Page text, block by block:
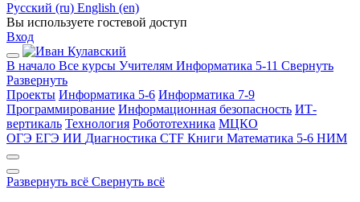
Русский ‎(ru)‎ English ‎(en)‎
Вы используете гостевой доступ
Вход
В начало Все курсы Учителям Информатика 5-11 Свернуть
Развернуть
Проекты Информатика 5-6 Информатика 7-9
Программирование Информационная безопасность ИТ-
вертикаль Технология Робототехника МЦКО
ОГЭ ЕГЭ ИИ Диагностика CTF Книги Математика 5-6 НИМ
Развернуть всё Свернуть всё